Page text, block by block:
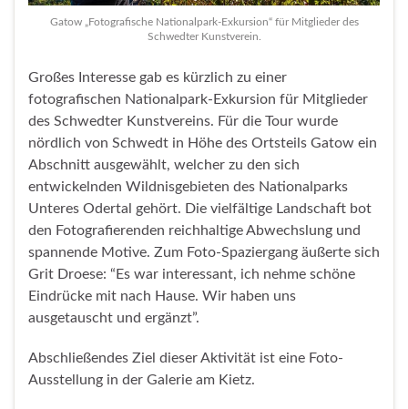
Gatow „Fotografische Nationalpark-Exkursion“ für Mitglieder des
Schwedter Kunstverein.
Großes Interesse gab es kürzlich zu einer
fotografischen Nationalpark-Exkursion für Mitglieder
des Schwedter Kunstvereins. Für die Tour wurde
nördlich von Schwedt in Höhe des Ortsteils Gatow ein
Abschnitt ausgewählt, welcher zu den sich
entwickelnden Wildnisgebieten des Nationalparks
Unteres Odertal gehört. Die vielfältige Landschaft bot
den Fotografierenden reichhaltige Abwechslung und
spannende Motive. Zum Foto-Spaziergang äußerte sich
Grit Droese: “Es war interessant, ich nehme schöne
Eindrücke mit nach Hause. Wir haben uns
ausgetauscht und ergänzt”.
Abschließendes Ziel dieser Aktivität ist eine Foto-
Ausstellung in der Galerie am Kietz.